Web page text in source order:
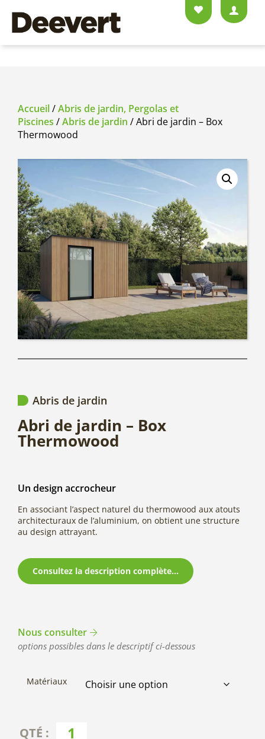
Accueil/Abris de jardin, Pergolas et
Piscines /Abris de jardin / Abri de jardin – Box
Thermowood
Abris de jardin
Abri de jardin – Box
Thermowood
Un design accrocheur
En associant l’aspect naturel du thermowood aux atouts
architecturaux de l’aluminium, on obtient une structure
au design attrayant.
Consultez la description complète...
Nous consulter
options possibles dans le descriptif ci-dessous
Matériaux